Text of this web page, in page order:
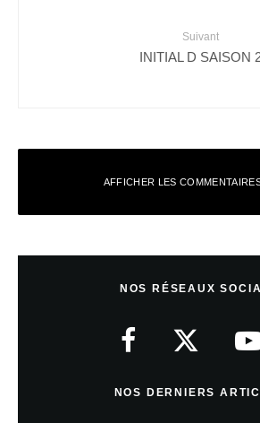
Suivant
INITIAL D SAISON
AFFICHER LES
NOS RÉSEAUX
NOS DERNIERS